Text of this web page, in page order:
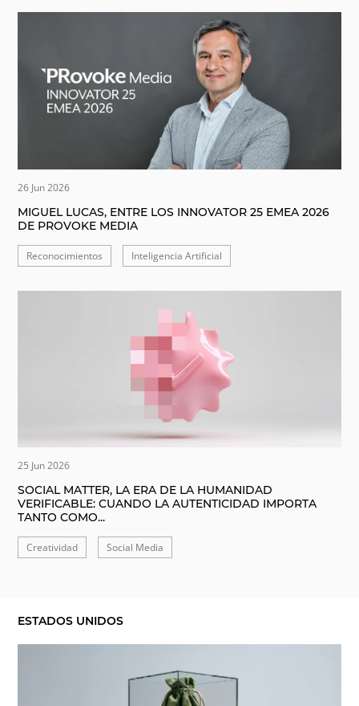
26 Jun 2026
MIGUEL LUCAS, ENTRE LOS INNOVATOR 25 EMEA 2026
DE PROVOKE MEDIA
Reconocimientos Inteligencia Artificial
25 Jun 2026
SOCIAL MATTER, LA ERA DE LA HUMANIDAD
VERIFICABLE: CUANDO LA AUTENTICIDAD IMPORTA
TANTO COMO...
Creatividad Social Media
ESTADOS UNIDOS